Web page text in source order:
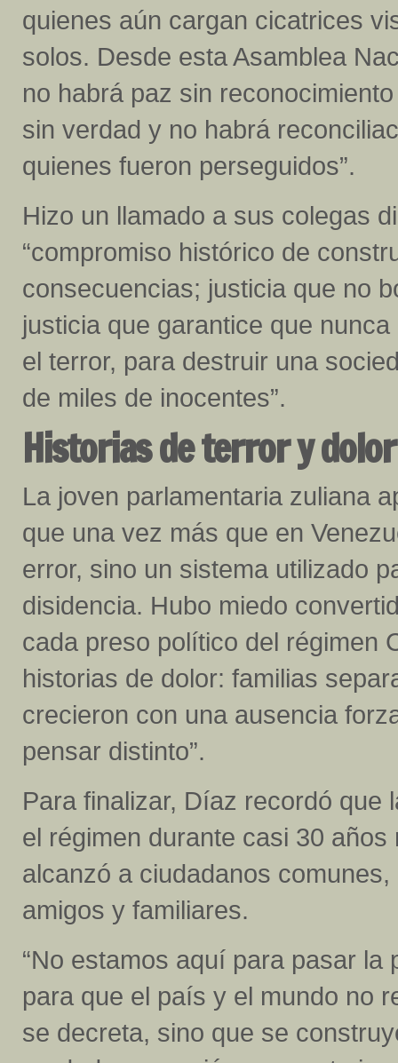
quienes aún cargan cicatrices
solos. Desde esta Asamblea
no habrá paz sin
sin verdad y no habrá
quienes fueron perseguidos”.
Hizo un llamado a sus colegas
“compromiso histórico de
consecuencias; justicia que no
justicia que garantice que
el terror, para destruir una
de miles de inocentes”.
Historias de terror y dolor
La joven parlamentaria zuliana
que una vez más que en
error, sino un sistema utilizado
disidencia. Hubo miedo
cada preso político del régimen
historias de dolor: familias
crecieron con una ausencia
pensar distinto”.
Para finalizar, Díaz recordó que
el régimen durante casi 30
alcanzó a ciudadanos
amigos y familiares.
“No estamos aquí para pasar
para que el país y el mundo no
se decreta, sino que se